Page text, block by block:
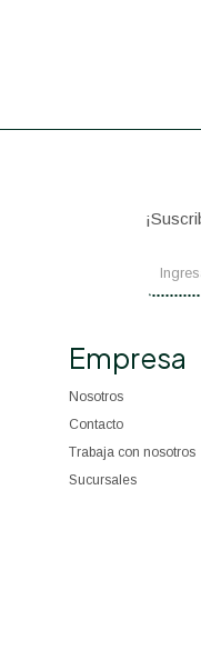
Empresa
Nosotros
Contacto
Trabaja con nosotros
Sucursales